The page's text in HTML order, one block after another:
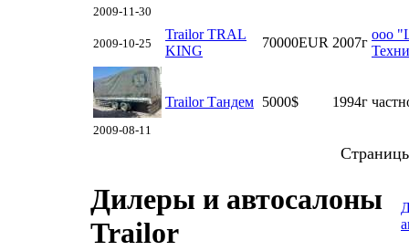
2009-11-30
2009-10-25
Trailor TRAL
KING
70000EUR 2007г
ооо
2009-08-11
Trailor Тандем 5000$ 1994г
Дилеры и автосалоны
Trailor